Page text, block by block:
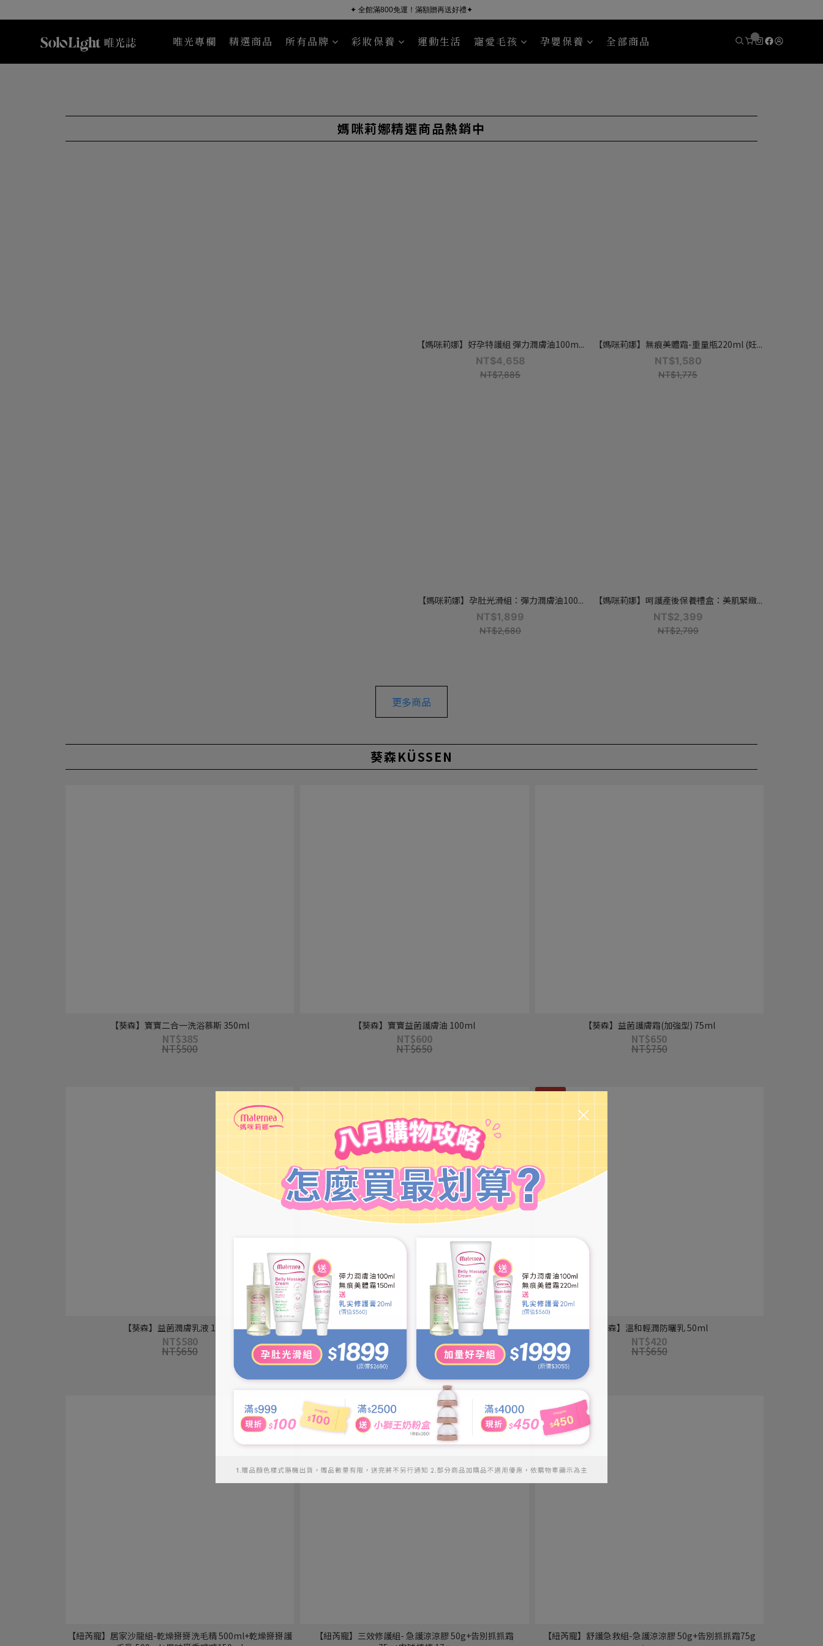
✦ 全館滿800免運！滿額贈再送好禮✦
唯光專欄 精選商品 所有品牌 彩妝保養 運動生活 寵愛毛孩 孕嬰保養 全部商品
媽咪莉娜精選商品熱銷中
【媽咪莉娜】好孕特護組 彈力潤膚油100m...
NT$4,658
NT$7,885
【媽咪莉娜】無痕美體霜-重量瓶220ml (妊...
NT$1,580
NT$1,775
【媽咪莉娜】孕肚光滑組：彈力潤膚油100...
NT$1,899
NT$2,680
【媽咪莉娜】呵護產後保養禮盒：美肌緊緻...
NT$2,399
NT$2,799
更多商品
葵森KÜSSEN
【葵森】寶寶二合一洗浴慕斯 350ml
NT$385
NT$500
【葵森】寶寶益菌護膚油 100ml
NT$600
NT$650
【葵森】益菌護膚霜(加強型) 75ml
NT$650
NT$750
【葵森】益菌潤膚乳液 120ml
NT$580
NT$650
【葵森】寶寶益菌屁屁膏 50ml 【葵森】溫和輕潤防曬乳 50ml
NT$420
NT$650
【紐芮寵】居家沙龍組-乾燥掰掰洗毛精 500ml+乾燥掰掰護
【紐芮寵】三效修護組- 急護涼涼膠 50g+告別抓抓霜
【紐芮寵】舒護急救組-急護涼涼膠 50g+告別抓抓霜75g